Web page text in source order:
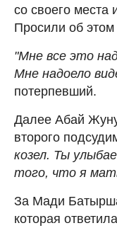
со своего места
Просили об этом
"Мне все это
Мне надоело
потерпевший.
Далее Абай
второго
козел. Ты
того, что я
За Мади
которая